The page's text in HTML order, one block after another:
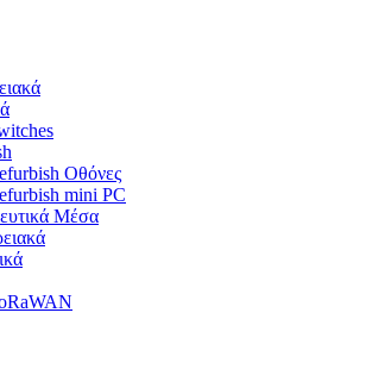
Οθόνες
mini PC
Μέσα